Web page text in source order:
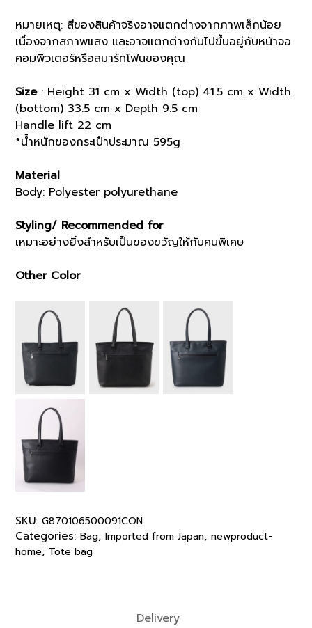
หมายเหตุ: สีของสินค้าจริงอาจแตกต่างจากภาพเล็กน้อย
เนื่องจากสภาพแสง และอาจแตกต่างกันไปขึ้นอยู่กับหน้าจอ
คอมพิวเตอร์หรือสมาร์ทโฟนของคุณ
Size: Height 31 cm x Width (top) 41.5 cm x Width
(bottom) 33.5 cm x Depth 9.5 cm
Handle lift 22 cm
*น้ำหนักของกระเป๋าประมาณ 595g
Material
Body: Polyester polyurethane
Styling/ Recommended for
เหมาะอย่างยิ่งสำหรับเป็นของขวัญให้กับคนพิเศษ
Other Color
SKU: G870106500091CON
Categories: Bag, Imported from Japan, newproduct-
home, Tote bag
Delivery